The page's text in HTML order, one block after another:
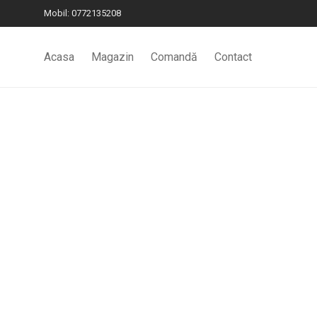
Mobil: 0772135208
Acasa Magazin Comandă Contact